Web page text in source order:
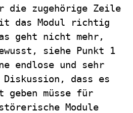
die zugehörige Zeile
das Modul richtig
geht nicht mehr,
siehe Punkt 1
endlose und sehr
dass es
geben müsse für
Module